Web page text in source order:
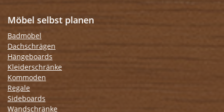
Möbel selbst planen
Badmöbel
Dachschrägen
Hängeboards
Kleiderschränke
Kommoden
Regale
Sideboards
Wandschränke